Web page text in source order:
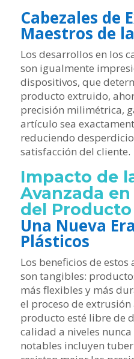
Cabezales de
Maestros de
Los desarrollos en los
son igualmente
dispositivos, que
producto extruido,
precisión milimétrica,
artículo sea
reduciendo
satisfacción del cliente.
Impacto de
Avanzada
del Producto
Una Nueva
Plásticos
Los beneficios de estos
son tangibles:
más flexibles y más
el proceso de
producto esté libre de
calidad a niveles
notables incluyen